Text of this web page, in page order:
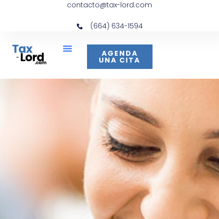
contacto@tax-lord.com
(664) 634-1594
AGENDA
UNA CITA